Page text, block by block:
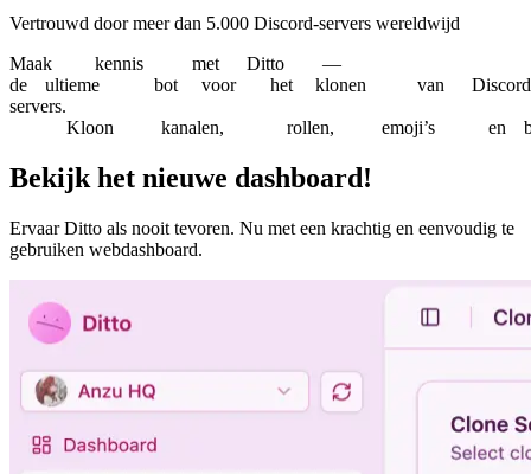
Vertrouwd door meer dan 5.000 Discord-servers wereldwijd
Maak
kennis met Ditto
—
de
ultieme bot voor het klonen van
servers.
Kloon
kanalen, rollen, emoji’s en
Bekijk het nieuwe dashboard!
Ervaar Ditto als nooit tevoren. Nu met een krachtig en eenvoudig te
gebruiken webdashboard.